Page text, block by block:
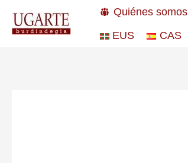
Quiénes somos
EUS
CAS